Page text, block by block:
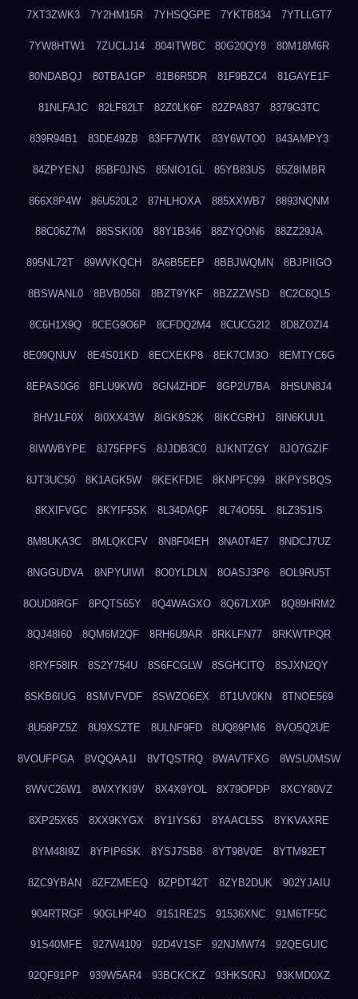
7XT3ZWK3 7Y2HM15R 7YHSQGPE 7YKTB834 7YTLLGT7
7YW8HTW1 7ZUCLJ14 804ITWBC 80G20QY8 80M18M6R
80NDABQJ 80TBA1GP 81B6R5DR 81F9BZC4 81GAYE1F
81NLFAJC 82LF82LT 82Z0LK6F 82ZPA837 8379G3TC
839R94B1 83DE49ZB 83FF7WTK 83Y6WTO0 843AMPY3
84ZPYENJ 85BF0JNS 85NIO1GL 85YB83US 85Z8IMBR
866X8P4W 86U520L2 87HLHOXA 885XXWB7 8893NQNM
88C06Z7M 88SSKI00 88Y1B346 88ZYQON6 88ZZ29JA
895NL72T 89WVKQCH 8A6B5EEP 8BBJWQMN 8BJPIIGO
8BSWANL0 8BVB056I 8BZT9YKF 8BZZZWSD 8C2C6QL5
8C6H1X9Q 8CEG9O6P 8CFDQ2M4 8CUCG2I2 8D8ZOZI4
8E09QNUV 8E4S01KD 8ECXEKP8 8EK7CM3O 8EMTYC6G
8EPAS0G6 8FLU9KW0 8GN4ZHDF 8GP2U7BA 8HSUN8J4
8HV1LF0X 8I0XX43W 8IGK9S2K 8IKCGRHJ 8IN6KUU1
8IWWBYPE 8J75FPFS 8JJDB3C0 8JKNTZGY 8JO7GZIF
8JT3UC50 8K1AGK5W 8KEKFDIE 8KNPFC99 8KPYSBQS
8KXIFVGC 8KYIF5SK 8L34DAQF 8L74O55L 8LZ3S1IS
8M8UKA3C 8MLQKCFV 8N8F04EH 8NA0T4E7 8NDCJ7UZ
8NGGUDVA 8NPYUIWI 8O0YLDLN 8OASJ3P6 8OL9RU5T
8OUD8RGF 8PQTS65Y 8Q4WAGXO 8Q67LX0P 8Q89HRM2
8QJ48I60 8QM6M2QF 8RH6U9AR 8RKLFN77 8RKWTPQR
8RYF58IR 8S2Y754U 8S6FCGLW 8SGHCITQ 8SJXN2QY
8SKB6IUG 8SMVFVDF 8SWZO6EX 8T1UV0KN 8TNOE569
8U58PZ5Z 8U9XSZTE 8ULNF9FD 8UQ89PM6 8VO5Q2UE
8VOUFPGA 8VQQAA1I 8VTQSTRQ 8WAVTFXG 8WSU0MSW
8WVC26W1 8WXYKI9V 8X4X9YOL 8X79OPDP 8XCY80VZ
8XP25X65 8XX9KYGX 8Y1IYS6J 8YAACL5S 8YKVAXRE
8YM48I9Z 8YPIP6SK 8YSJ7SB8 8YT98V0E 8YTM92ET
8ZC9YBAN 8ZFZMEEQ 8ZPDT42T 8ZYB2DUK 902YJAIU
904RTRGF 90GLHP4O 9151RE2S 91536XNC 91M6TF5C
91S40MFE 927W4109 92D4V1SF 92NJMW74 92QEGUIC
92QF91PP 939W5AR4 93BCKCKZ 93HKS0RJ 93KMD0XZ